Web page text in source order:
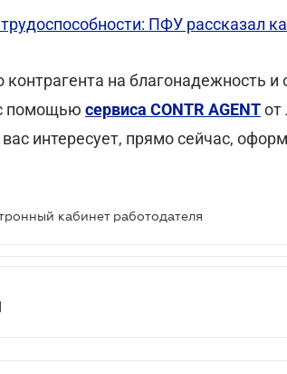
ПФУ рассказал
на благонадежность и
помощью сервиса CONTR AGENTот
интересует, прямо сейчас,
кабинет работодателя